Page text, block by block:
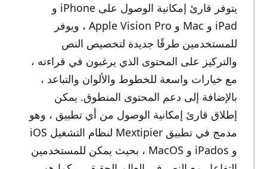
يتوفر قارئ إمكانية الوصول على iPhone و
iPad و Mac و Apple Vision Pro ، ويوفر
للمستخدمين طرقًا جديدة لتخصيص النص
والتركيز على المحتوى الذي يرغبون في قراءته ،
مع خيارات واسعة للخطوط والألوان والتباعد ،
بالإضافة إلى دعم المحتوى المنطوق. يمكن
إطلاق قارئ إمكانية الوصول من أي تطبيق ، وهو
مدمج في تطبيق Mextipier لنظام التشغيل iOS
و iPados و MacOS ، بحيث يمكن للمستخدمين